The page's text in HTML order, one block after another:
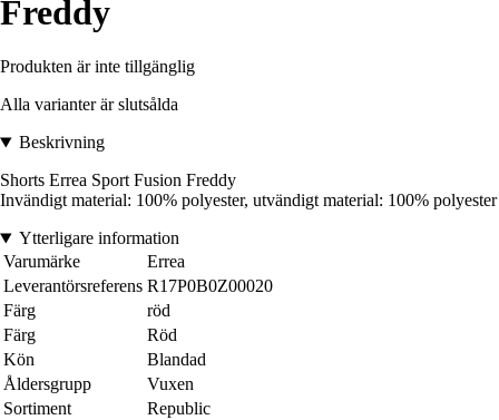
Freddy
Produkten är inte tillgänglig
Alla varianter är slutsålda
Beskrivning
Shorts Errea Sport Fusion Freddy
Invändigt material: 100% polyester, utvändigt material: 100% polyester
Ytterligare information
Varumärke
Errea
Leverantörsreferens R17P0B0Z00020
Färg
röd
Färg
Röd
Kön
Blandad
Åldersgrupp
Vuxen
Sortiment
Republic